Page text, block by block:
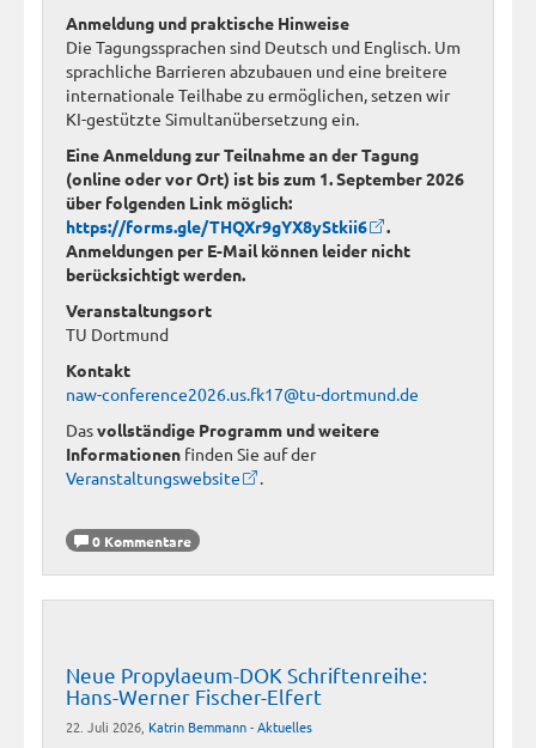
Anmeldung und praktische Hinweise
Die Tagungssprachen sind Deutsch und Englisch. Um
sprachliche Barrieren abzubauen und eine breitere
internationale Teilhabe zu ermöglichen, setzen wir
KI-gestützte Simultanübersetzung ein.
Eine Anmeldung zur Teilnahme an der Tagung
(online oder vor Ort) ist bis zum 1. September 2026
über folgenden Link möglich:
https://forms.gle/THQXr9gYX8yStkii6
.
Anmeldungen per E-Mail können leider nicht
berücksichtigt werden.
Veranstaltungsort
TU Dortmund
Kontakt
naw-conference2026.us.fk17@tu-dortmund.de
Dasvollständige Programm und weitere
Informationen finden Sie auf der
Veranstaltungswebsite
.
0 Kommentare
Neue Propylaeum-DOK Schriftenreihe:
Hans-Werner Fischer-Elfert
22. Juli 2026, Katrin Bemmann-Aktuelles